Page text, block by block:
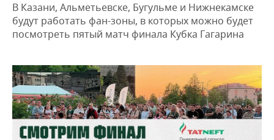
КОРОЛИ ГОСЗАКАЗА ПФО
ВУЗЫ ТАТАРСТАНА
КОМУ ПРИНАДЛЕЖАТ
ТОРГОВЫЕ ЦЕНТРЫ
ТАТАРСТАНА
ФИНАНСЫ
БАНКИ
БЮДЖЕТ
ИНВЕСТИЦИИ
НОВОСТИ
ПРОМЫШЛЕННОСТИ
МАШИНОСТРОЕНИЕ
НЕФТЕХИМИЯ
НЕФТЬ
НЕДВИЖИМОСТЬ
НОВОСТИ НЕДВИЖИМОСТИ
АВТО
НОВОСТИ АВТО
БИЗНЕС
НОВОСТИ БИЗНЕСА
РОЗНИЧНАЯ ТОРГОВЛЯ
ТЕХНОЛОГИИ
НОВОСТИ ТЕХНОЛОГИЙ
МЕРОПРИЯТИЯ
В Казани, Альметьевске, Бугульме и Нижнекамске
будут работать фан-зоны, в которых можно будет
посмотреть пятый матч финала Кубка Гагарина